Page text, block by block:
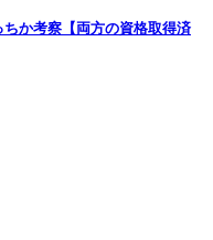
か考察【両方の資格取得済